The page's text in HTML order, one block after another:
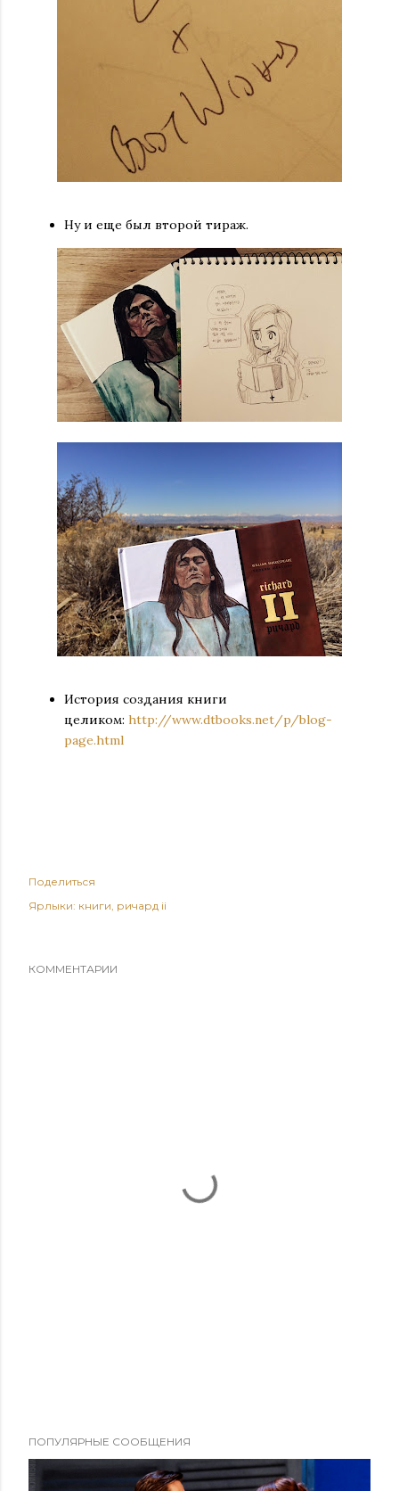
Ну и еще был второй тираж.
История создания книги
целиком: http://www.dtbooks.net/p/blog-
page.html
Поделиться
Ярлыки: книги ричард ii
КОММЕНТАРИИ
ПОПУЛЯРНЫЕ СООБЩЕНИЯ